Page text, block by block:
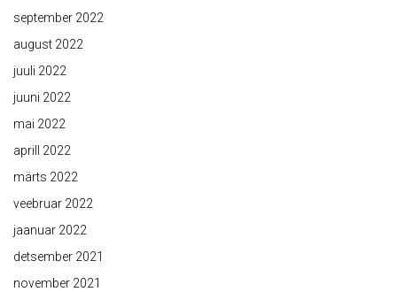
september 2022
august 2022
juuli 2022
juuni 2022
mai 2022
aprill 2022
märts 2022
veebruar 2022
jaanuar 2022
detsember 2021
november 2021